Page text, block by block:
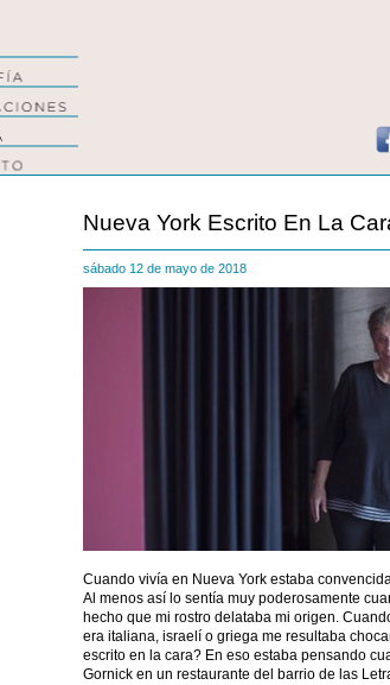
Nueva York Escrito En La
sábado 12 de mayo de 2018
Cuando vivía en Nueva York estaba
Al menos así lo sentía muy poderosamente
hecho que mi rostro delataba mi origen.
era italiana, israelí o griega me resultaba
escrito en la cara? En eso estaba pensando
Gornick en un restaurante del barrio de las